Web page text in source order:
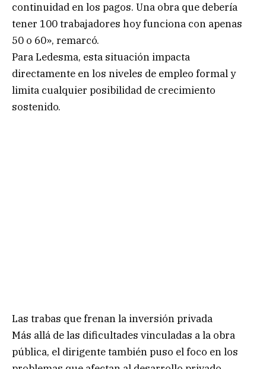
continuidad en los pagos. Una obra que debería
tener 100 trabajadores hoy funciona con apenas
50 o 60», remarcó.
Para Ledesma, esta situación impacta
directamente en los niveles de empleo formal y
limita cualquier posibilidad de crecimiento
sostenido.
Las trabas que frenan la inversión privada
Más allá de las dificultades vinculadas a la obra
pública, el dirigente también puso el foco en los